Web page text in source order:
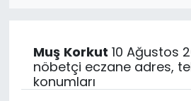
Muş Korkut 10 Ağustos
nöbetçi eczane adres,
konumları